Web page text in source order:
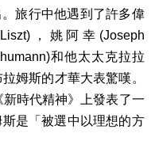
旅行中他遇到了許多偉
，姚阿幸(Joseph
和他太太克拉拉
姆斯的才華大表驚嘆。
時代精神》上發表了一
是「被選中以理想的方